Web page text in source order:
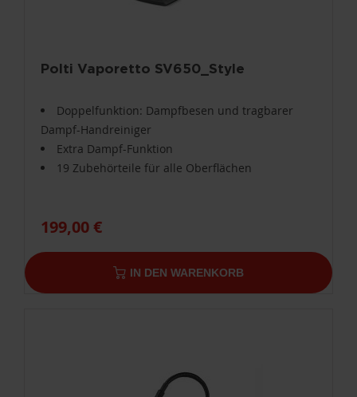
Polti Vaporetto SV650_Style
Doppelfunktion: Dampfbesen und tragbarer
Dampf-Handreiniger
Extra Dampf-Funktion
19 Zubehörteile für alle Oberflächen
199,00 €
IN DEN WARENKORB